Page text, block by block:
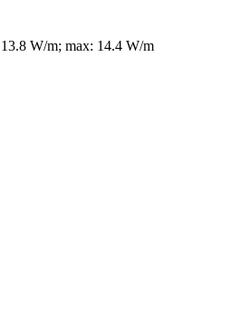
W/m; max: 14.4 W/m